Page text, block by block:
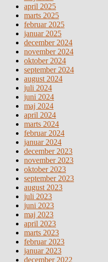
april 2025
marts 2025
februar 2025
januar 2025
december 2024
november 2024
oktober 2024
september 2024
august 2024
juli 2024
juni 2024
maj 2024
april 2024
marts 2024
februar 2024
januar 2024
december 2023
november 2023
oktober 2023
september 2023
august 2023
juli 2023
juni 2023
maj 2023
april 2023
marts 2023
februar 2023
januar 2023
december 2022